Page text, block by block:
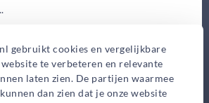
gebruikt cookies en vergelijkbare
te verbeteren en relevante
laten zien. De partijen waarmee
dan zien dat je onze website